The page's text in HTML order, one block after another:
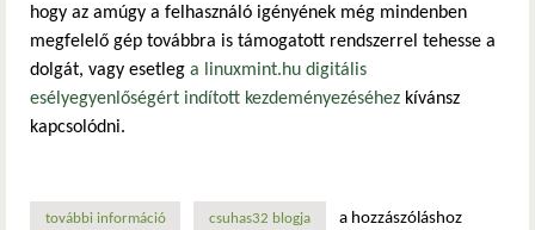
hogy az amúgy a felhasználó igényének még mindenben
megfelelő gép továbbra is támogatott rendszerrel tehesse a
dolgát, vagy esetleg a linuxmint.hu digitális
esélyegyenlőségért indított kezdeményezéséhez kívánsz
kapcsolódni.
további információaz lmde 7 telepítése oem módban tartalommal
csuhas32 blogja a hozzászóláshoz